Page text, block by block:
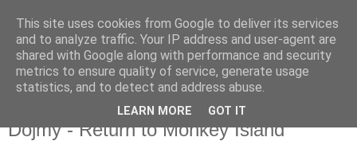
utorok 1. novembra 2022
Dojmy - Return to Monkey Island
This site uses cookies from Google to deliver its services
and to analyze traffic. Your IP address and user-agent are
shared with Google along with performance and security
metrics to ensure quality of service, generate usage
statistics, and to detect and address abuse.
LEARN MORE GOT IT